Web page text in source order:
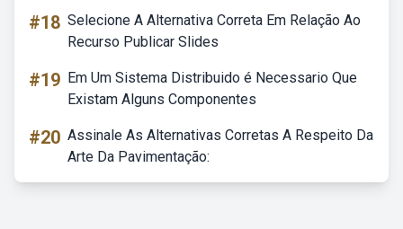
#18 Selecione A Alternativa Correta Em Relação Ao
Recurso Publicar Slides
#19 Em Um Sistema Distribuido é Necessario Que
Existam Alguns Componentes
#20 Assinale As Alternativas Corretas A Respeito Da
Arte Da Pavimentação: